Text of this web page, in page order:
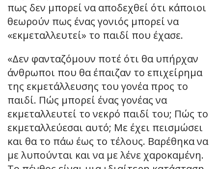
πως δεν μπορεί να αποδεχθεί ότι κάποιοι
θεωρούν πως ένας γονιός μπορεί να
«εκμεταλλευτεί» το παιδί που έχασε.
«Δεν φανταζόμουν ποτέ ότι θα υπήρχαν
άνθρωποι που θα έπαιζαν το επιχείρημα
της εκμετάλλευσης του γονέα προς το
παιδί. Πώς μπορεί ένας γονέας να
εκμεταλλευτεί το νεκρό παιδί του; Πώς το
εκμεταλλεύεσαι αυτό; Με έχει πεισμώσει
και θα το πάω έως το τέλους. Βαρέθηκα να
με λυπούνται και να με λένε χαροκαμένη.